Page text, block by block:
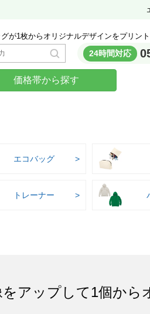
が1枚からオリジナルデザインをプリン
24時間対応
価格帯から探す
エコバッグ
トレーナー
をアップして1個から